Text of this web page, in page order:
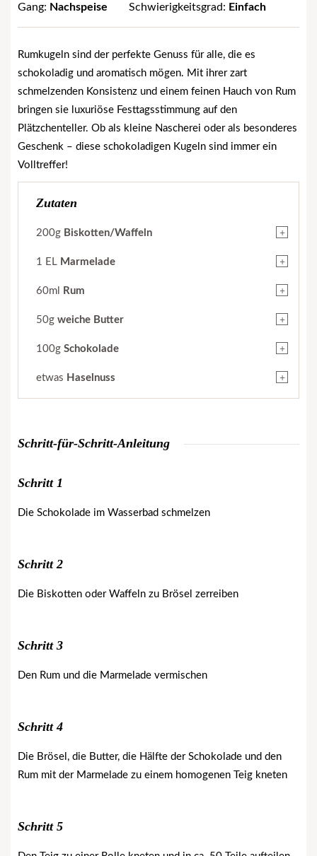
Gang: Nachspeise Schwierigkeitsgrad: Einfach
Rumkugeln sind der perfekte Genuss für alle, die es
schokoladig und aromatisch mögen. Mit ihrer zart
schmelzenden Konsistenz und einem feinen Hauch von Rum
bringen sie luxuriöse Festtagsstimmung auf den
Plätzchenteller. Ob als kleine Nascherei oder als besonderes
Geschenk – diese schokoladigen Kugeln sind immer ein
Volltreffer!
Zutaten
+
200g Biskotten/Waffeln
+
1 EL Marmelade
+
60ml Rum
+
50g weiche Butter
+
100g Schokolade
+
etwas Haselnuss
Schritt-für-Schritt-Anleitung
Schritt 1
Die Schokolade im Wasserbad schmelzen
Schritt 2
Die Biskotten oder Waffeln zu Brösel zerreiben
Schritt 3
Den Rum und die Marmelade vermischen
Schritt 4
Die Brösel, die Butter, die Hälfte der Schokolade und den
Rum mit der Marmelade zu einem homogenen Teig kneten
Schritt 5